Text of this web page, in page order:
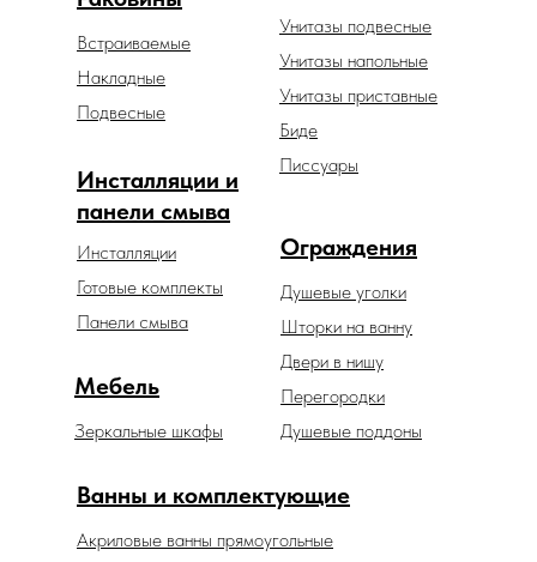
Унитазы подвесные
Унитазы напольные
Унитазы приставные
Встраиваемые
Накладные
Подвесные
Ванны и комплектующие
Акриловые ванны прямоугольные
Зеркальные шкафы
Мебель
Ограждения
Душевые уголки
Шторки на ванну
Двери в нишу
Перегородки
Биде
Душевые поддоны
Инсталляции и
панели смыва
Инсталляции
Готовые комплекты
Панели смыва
Писсуары